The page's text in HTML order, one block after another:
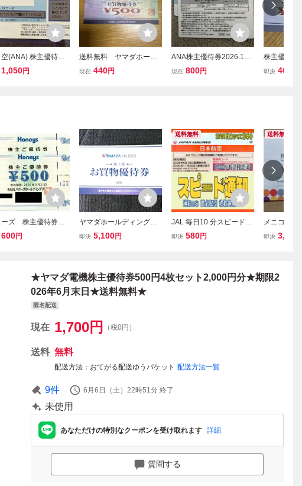
(ANA) 株主優待券
期限 2026年11
1,050円
送料無料 ヤマダホール
ディングス 株主様お買物
現在 440円
ANA株主優待券2026.11.3
0期限1枚 番号通知のみ
現在 800円
株主優待券
0円分 ヤマ
即決 400
ーズ 株主優待券
円分（500円券×2
600円
ヤマダホールディングス
株主優待 お買物優待券¥5
即決 5,100円
送料無料
JAL 毎日10 分スピード通
知 発送無 日本航空 株主
y
即決 580円
送料無料
メニコン
000円分
即決 3,920
★ヤマダ電機株主優待券500円4枚セット2,000円分★期限2
026年6月末日★送料無料★
匿名配送
現在 1,700円 （税0円）
送料 無料
配送方法 おてがる配送ゆうパケット 配送方法一覧
9件 6月6日（土）22時51分 終了
未使用
あなただけの特別なクーポンを受け取れます 詳細
質問する